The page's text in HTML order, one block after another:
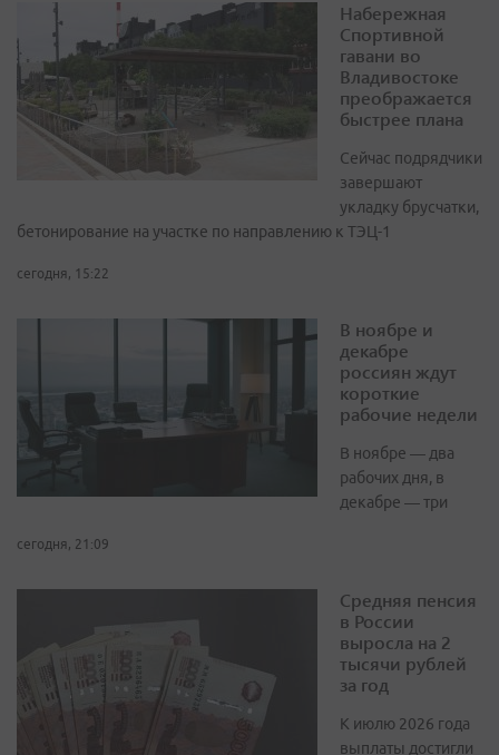
Набережная
Спортивной
гавани во
Владивостоке
преображается
быстрее плана
Сейчас подрядчики
завершают
укладку брусчатки,
бетонирование на участке по направлению к ТЭЦ-1
сегодня, 15:22
В ноябре и
декабре
россиян ждут
короткие
рабочие недели
В ноябре — два
рабочих дня, в
декабре — три
сегодня, 21:09
Средняя пенсия
в России
выросла на 2
тысячи рублей
за год
К июлю 2026 года
выплаты достигли